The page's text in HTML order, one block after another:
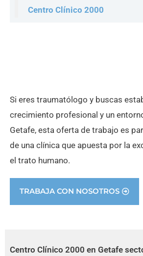
Centro Clínico 2000
Si eres traumatólogo y buscas
crecimiento profesional y un
Getafe, esta oferta de trabajo es
de una clínica que apuesta por la
el trato humano.
TRABAJA CON NOSOTROS
Centro Clínico 2000 en Getafe